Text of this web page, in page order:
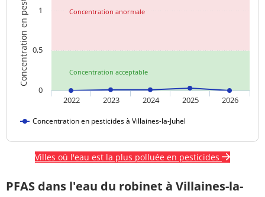
Concentration acceptable
Concentration anormale
Concentration en pesticides
Concentration en pesticides à Villaines-la-Juhel
2022 2023 2024 2025 2026
0
0,5
1
Villes où l'eau est la plus polluée en pesticides
PFAS dans l'eau du robinet à Villaines-la-